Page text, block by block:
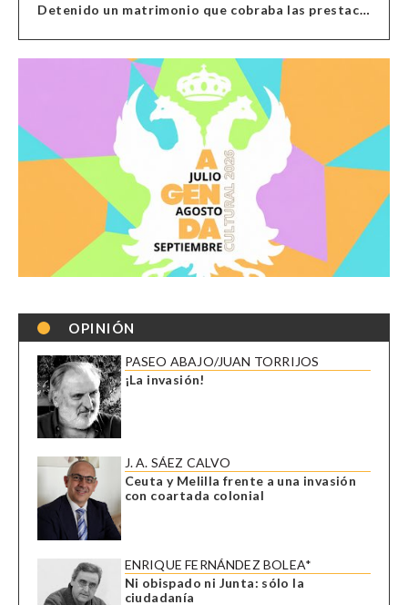
Detenido un matrimonio que cobraba las prestaciones de ilegales en Almería, Granada, Málaga, Huelva y Murcia
OPINIÓN
PASEO ABAJO/JUAN TORRIJOS
¡La invasión!
J. A. SÁEZ CALVO
Ceuta y Melilla frente a una invasión
con coartada colonial
ENRIQUE FERNÁNDEZ BOLEA*
Ni obispado ni Junta: sólo la
ciudadanía